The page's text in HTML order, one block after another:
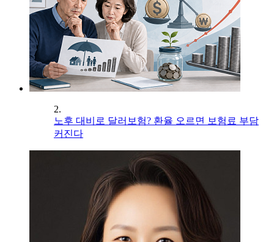
2.
노후 대비로 달러보험? 환율 오르면 보험료 부담
커진다